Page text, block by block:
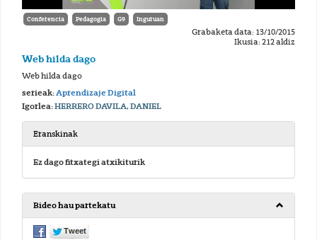
Conferencia Pedagogia G9 Inguruan
Grabaketa data: 13/10/2015
Ikusia: 212 aldiz
Web hilda dago
Web hilda dago
serieak:Aprendizaje Digital
Igorlea:HERRERO DAVILA, DANIEL
Eranskinak
Ez dago fitxategi atxikiturik
Bideo hau partekatu